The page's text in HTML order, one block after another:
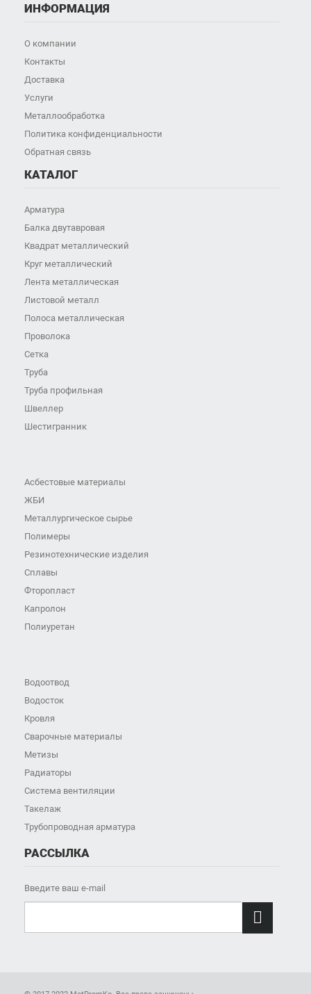
ИНФОРМАЦИЯ
О компании
Контакты
Доставка
Услуги
Металлообработка
Политика конфиденциальности
Обратная связь
КАТАЛОГ
Арматура
Балка двутавровая
Квадрат металлический
Круг металлический
Лента металлическая
Листовой металл
Полоса металлическая
Проволока
Сетка
Труба
Труба профильная
Швеллер
Шестигранник
Асбестовые материалы
ЖБИ
Металлургическое сырье
Полимеры
Резинотехнические изделия
Сплавы
Фторопласт
Капролон
Полиуретан
Водоотвод
Водосток
Кровля
Сварочные материалы
Метизы
Радиаторы
Система вентиляции
Такелаж
Трубопроводная арматура
РАССЫЛКА
Введите ваш e-mail
